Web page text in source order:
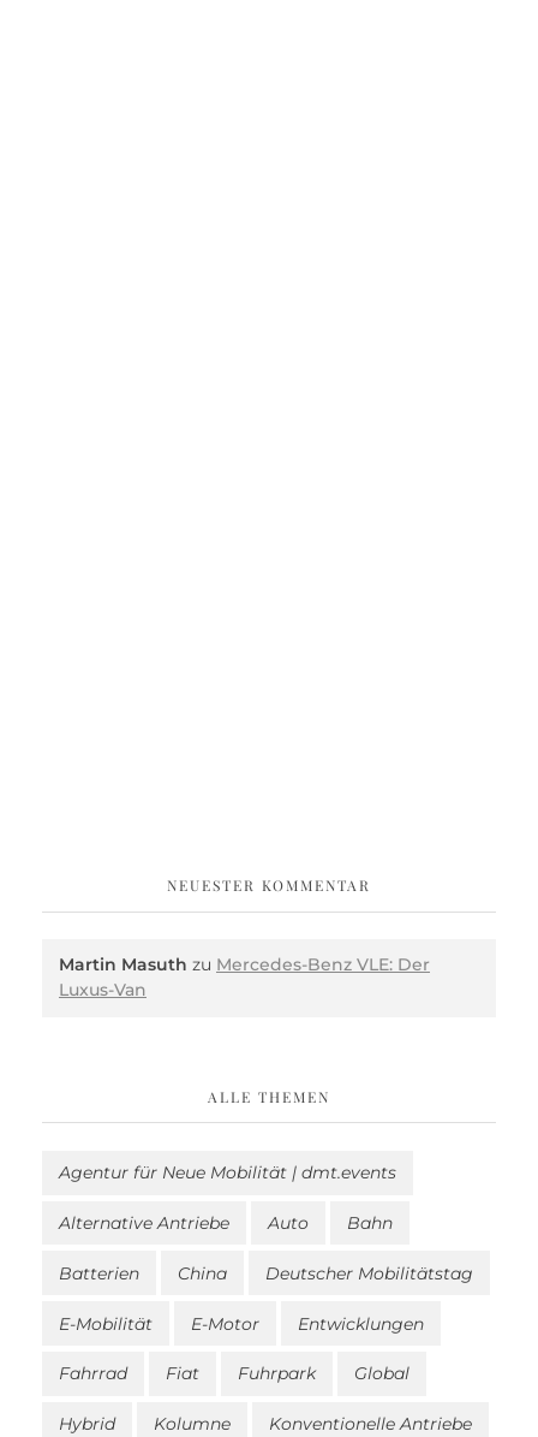
NEUESTER KOMMENTAR
Martin Masuth zu Mercedes-Benz VLE: Der
Luxus-Van
ALLE THEMEN
Agentur für Neue Mobilität | dmt.events
Alternative Antriebe Auto Bahn
Batterien China Deutscher Mobilitätstag
E-Mobilität E-Motor Entwicklungen
Fahrrad Fiat Fuhrpark Global
Hybrid Kolumne Konventionelle Antriebe